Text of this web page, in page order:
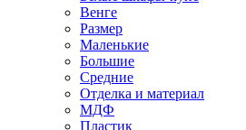
Венге
Размер
Маленькие
Большие
Средние
Отделка и материал
МДФ
Пластик